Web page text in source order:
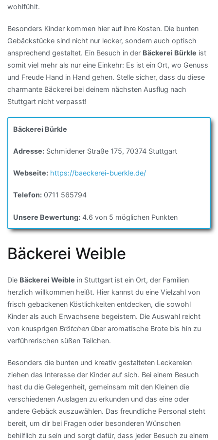
wohlfühlt.
Besonders Kinder kommen hier auf ihre Kosten. Die bunten
Gebäckstücke sind nicht nur lecker, sondern auch optisch
ansprechend gestaltet. Ein Besuch in der Bäckerei Bürkle ist
somit viel mehr als nur eine Einkehr: Es ist ein Ort, wo Genuss
und Freude Hand in Hand gehen. Stelle sicher, dass du diese
charmante Bäckerei bei deinem nächsten Ausflug nach
Stuttgart nicht verpasst!
Bäckerei Bürkle
Adresse: Schmidener Straße 175, 70374 Stuttgart
Webseite: https://baeckerei-buerkle.de/
Telefon: 0711 565794
Unsere Bewertung: 4.6 von 5 möglichen Punkten
Bäckerei Weible
Die Bäckerei Weible in Stuttgart ist ein Ort, der Familien
herzlich willkommen heißt. Hier kannst du eine Vielzahl von
frisch gebackenen Köstlichkeiten entdecken, die sowohl
Kinder als auch Erwachsene begeistern. Die Auswahl reicht
von knusprigen Brötchen über aromatische Brote bis hin zu
verführerischen süßen Teilchen.
Besonders die bunten und kreativ gestalteten Leckereien
ziehen das Interesse der Kinder auf sich. Bei einem Besuch
hast du die Gelegenheit, gemeinsam mit den Kleinen die
verschiedenen Auslagen zu erkunden und das eine oder
andere Gebäck auszuwählen. Das freundliche Personal steht
bereit, um dir bei Fragen oder besonderen Wünschen
behilflich zu sein und sorgt dafür, dass jeder Besuch zu einem